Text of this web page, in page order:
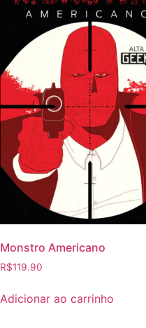
Monstro Americano
R$119.90
Adicionar ao carrinho